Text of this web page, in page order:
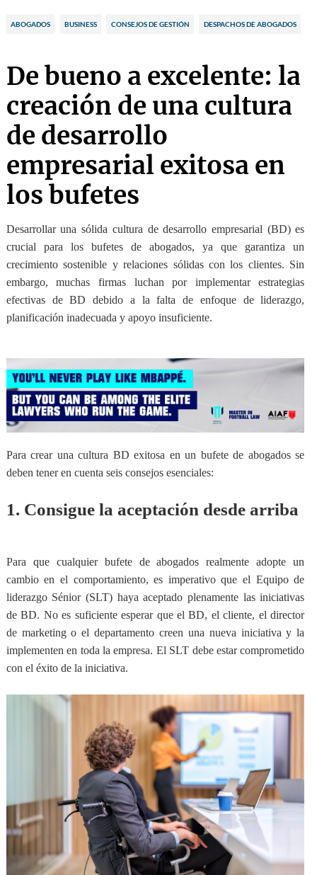
ABOGADOS BUSINESS CONSEJOS DE GESTIÓN DESPACHOS DE ABOGADOS
De bueno a excelente: la
creación de una cultura
de desarrollo
empresarial exitosa en
los bufetes
Desarrollar una sólida cultura de desarrollo empresarial (BD) es
crucial para los bufetes de abogados, ya que garantiza un
crecimiento sostenible y relaciones sólidas con los clientes. Sin
embargo, muchas firmas luchan por implementar estrategias
efectivas de BD debido a la falta de enfoque de liderazgo,
planificación inadecuada y apoyo insuficiente.
Para crear una cultura BD exitosa en un bufete de abogados se
deben tener en cuenta seis consejos esenciales:
1. Consigue la aceptación desde arriba
Para que cualquier bufete de abogados realmente adopte un
cambio en el comportamiento, es imperativo que el Equipo de
liderazgo Sénior (SLT) haya aceptado plenamente las iniciativas
de BD. No es suficiente esperar que el BD, el cliente, el director
de marketing o el departamento creen una nueva iniciativa y la
implementen en toda la empresa. El SLT debe estar comprometido
con el éxito de la iniciativa.